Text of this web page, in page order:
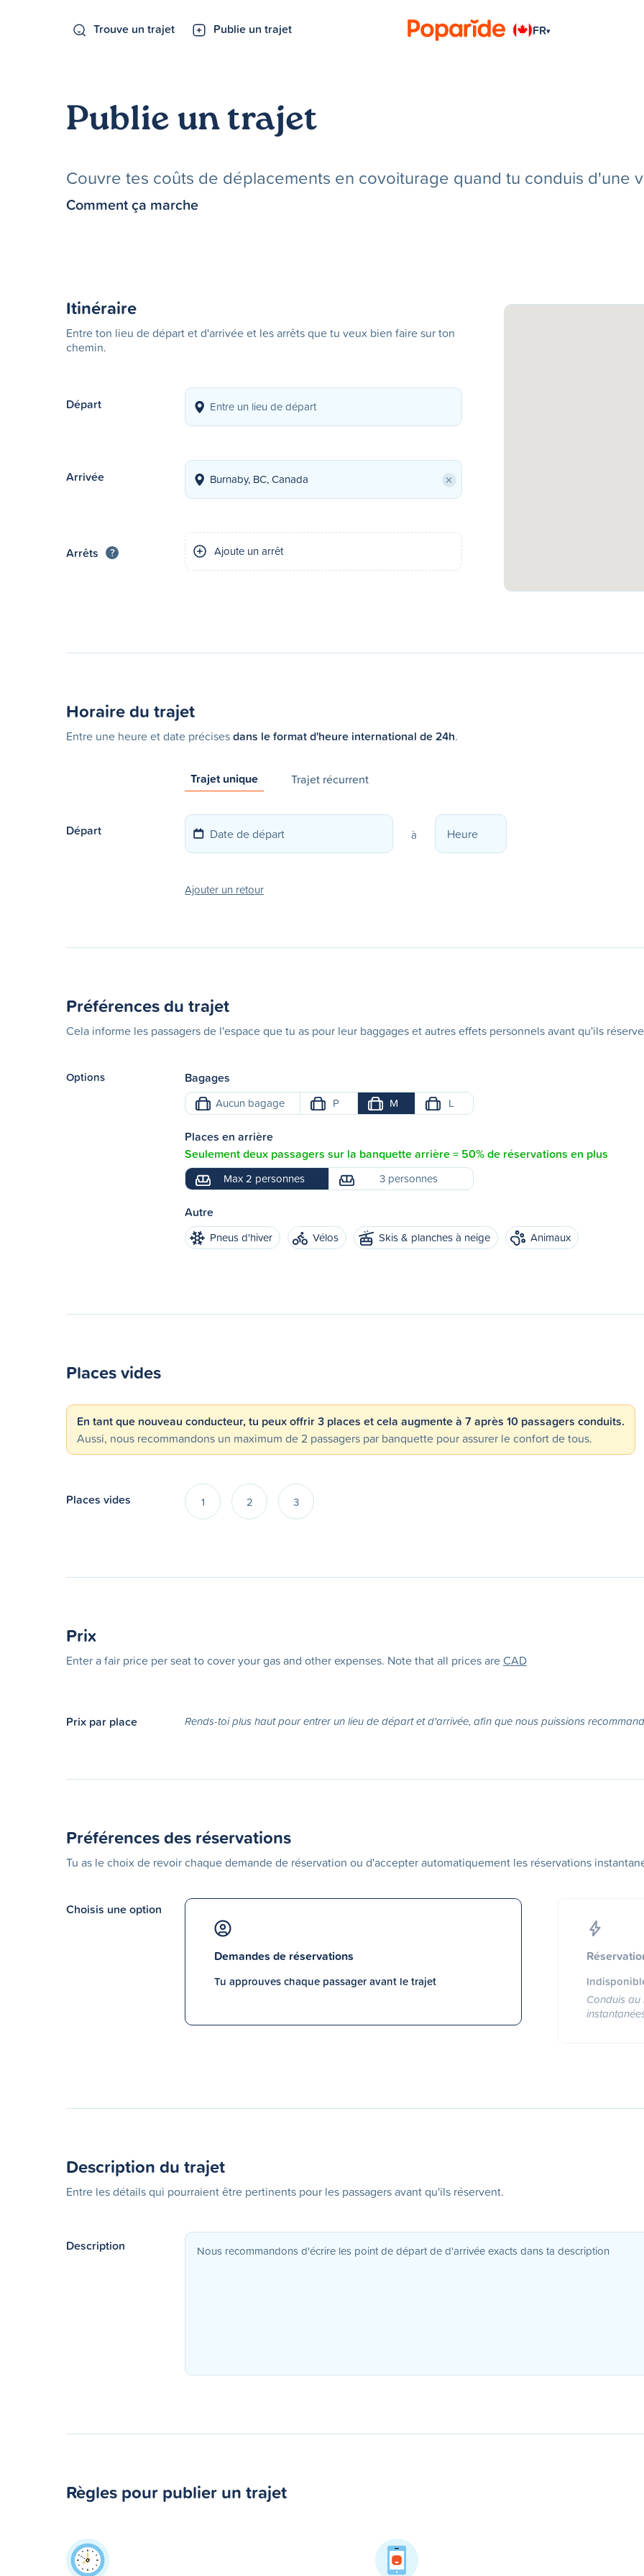
Trouve un trajet Publie un trajet FR▾
Publie un trajet
Couvre tes coûts de déplacements en covoiturage quand tu conduis d'une
Comment ça marche
Itinéraire
Entre ton lieu de départ et d'arrivée et les arrêts que tu veux bien faire sur ton
chemin.
Départ
Arrivée ×
Arrêts ? Ajoute un arrêt
Horaire du trajet
Entre une heure et date précisesdans le format d'heure international de 24h.
Trajet unique Trajet récurrent
Départ à
Ajouter un retour
Préférences du trajet
Cela informe les passagers de l'espace que tu as pour leur baggages et autres effets personnels avant qu'ils
Options Bagages
Aucun bagage P M L
Places en arrière
Seulement deux passagers sur la banquette arrière = 50% de réservations en plus
Max 2 personnes 3 personnes
Autre
Pneus d'hiver Vélos Skis & planches à neige Animaux
Places vides
En tant que nouveau conducteur, tu peux offrir 3 places et cela augmente à 7 après 10 passagers conduits.
Aussi, nous recommandons un maximum de 2 passagers par banquette pour assurer le confort de tous.
Places vides 1 2 3
Prix
Enter a fair price per seat to cover your gas and other expenses. Note that all prices areCAD
Prix par place Rends-toi plus haut pour entrer un lieu de départ et d'arrivée, afin que nous puissions
Préférences des réservations
Tu as le choix de revoir chaque demande de réservation ou d'accepter automatiquement les réservations
Choisis une option
Demandes de réservations
Tu approuves chaque passager avant le trajet
Conduis
Description du trajet
Entre les détails qui pourraient être pertinents pour les passagers avant qu'ils réservent.
Description
Règles pour publier un trajet